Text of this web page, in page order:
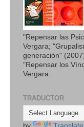
"Repensar las
Vergara;
generación"
"Repensar los
Vergara.
TRADUCTOR